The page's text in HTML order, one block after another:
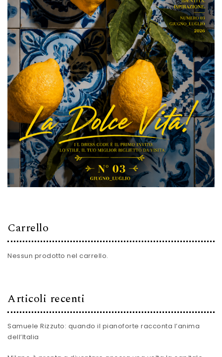
Carrello
Nessun prodotto nel carrello.
Articoli recenti
Samuele Rizzuto: quando il pianoforte racconta l’anima
dell’Italia